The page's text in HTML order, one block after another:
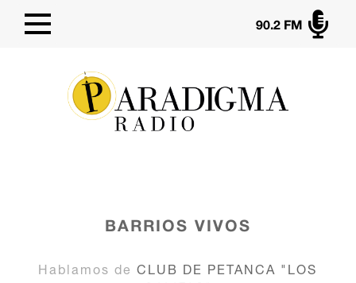

90.2 FM
BARRIOS VIVOS
Hablamos deCLUB DE PETANCA "LOS